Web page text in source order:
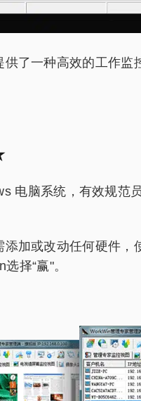
了一种高效的工作
电脑系统，有效规范
加或改动任何硬件
择“赢"。